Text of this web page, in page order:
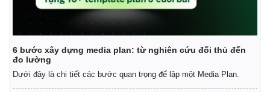
6 bước xây dựng media plan: từ nghiên cứu đối thủ đến
đo lường
Dưới đây là chi tiết các bước quan trọng để lập một Media Plan.